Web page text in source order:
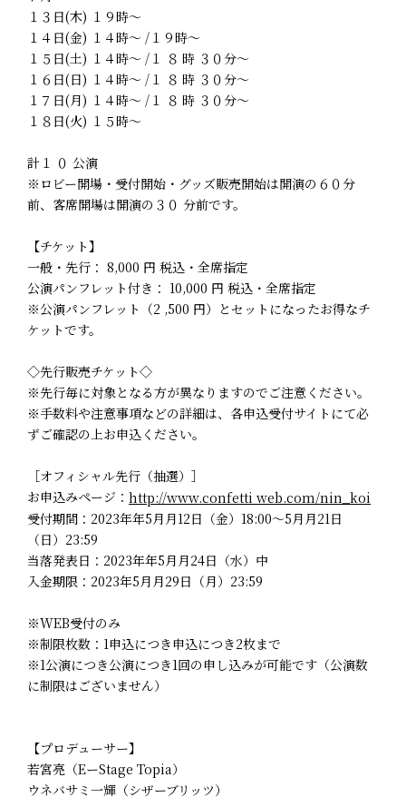
１３日(木) １９時～
１４日(金) １４時～ /１９時～
１５日(土) １４時～ /１ ８ 時 ３０分～
１６日(日) １４時～ /１ ８ 時 ３０分～
１７日(月) １４時～ /１ ８ 時 ３０分～
１８日(火) １５時～
計１ ０ 公演
※ロビー開場・受付開始・グッズ販売開始は開演の６０分
前、客席開場は開演の３０ 分前です。
【チケット】
一般・先行： 8,000 円 税込・全席指定
公演パンフレット付き： 10,000 円 税込・全席指定
※公演パンフレット（2 ,500 円）とセットになったお得なチ
ケットです。
◇先行販売チケット◇
※先行毎に対象となる方が異なりますのでご注意ください。
※手数料や注意事項などの詳細は、各申込受付サイトにて必
ずご確認の上お申込ください。
［オフィシャル先行（抽選）］
お申込みページ： http://www.confetti web.com/nin_koi
受付期間：2023年年5月月12日（金）18:00～5月月21日
（日）23:59
当落発表日：2023年年5月月24日（水）中
入金期限：2023年5月月29日（月）23:59
※WEB受付のみ
※制限枚数：1申込につき申込につき2枚まで
※1公演につき公演につき1回の申し込みが可能です（公演数
に制限はございません）
【プロデューサー】
若宮亮（EーStage Topia）
ウネバサミ一輝（シザーブリッツ）